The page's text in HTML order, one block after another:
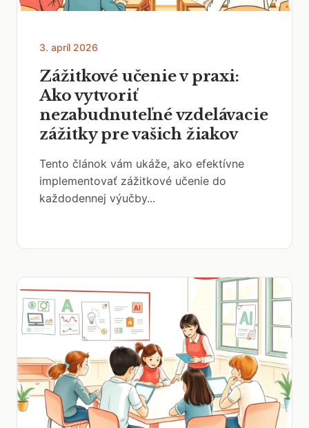
3. apríl 2026
Zážitkové učenie v praxi:
Ako vytvoriť
nezabudnuteľné vzdelávacie
zážitky pre vašich žiakov
Tento článok vám ukáže, ako efektívne
implementovať zážitkové učenie do
každodennej výučby...